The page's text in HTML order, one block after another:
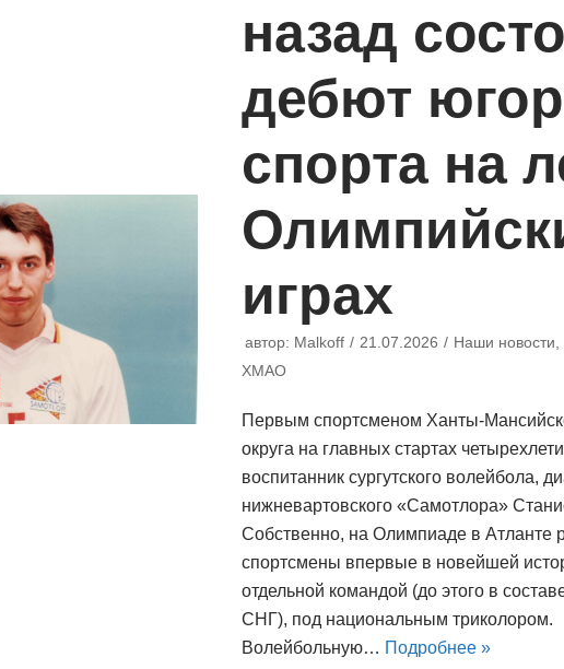
назад
дебют
спорта на
играх
автор: Malkoff 21.07.2026 Наши новости,
ХМАО
Первым спортсменом Ханты-
округа на главных стартах
воспитанник сургутского волейбола,
нижневартовского «Самотлора»
Собственно, на Олимпиаде в Атланте
спортсмены впервые в новейшей
отдельной командой (до этого в
СНГ), под национальным триколором.
Волейбольную… Подробнее »